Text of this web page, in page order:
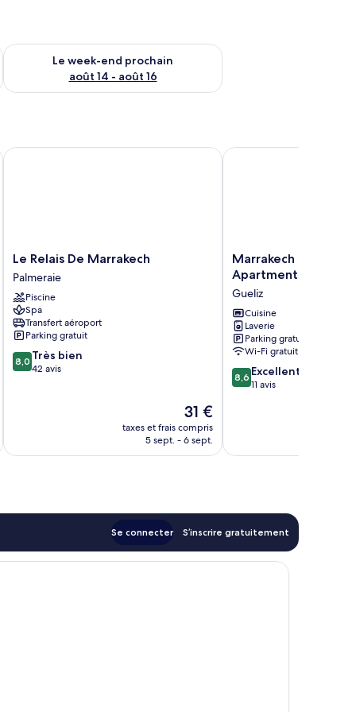
août 7 - août 9
Le week-end prochain
août 14 - août 16
Vérifier la disponibilité pour le week-end prochain août 14 -
Le
Relais
De
Marrakech
Palmeraie
Le Relais De Marrakech
Palmeraie
Piscine
Spa
Transfert aéroport
Parking gratuit
8.0
sur
8,0 Très bien
42 avis
Le
nouveau
prix
31 €
taxes et frais compris
5 sept. - 6 sept.
Le Relais De Marrakech
Marrakech
Inn
Comfy
Apartments-
Gueliz
Gueliz
Marrakech Inn
Apartments-Gueliz
Gueliz
Cuisine
Laverie
Parking gratuit
Wi-Fi gratuit
8.6
sur
8,6 Excellent
11 avis
Marrakech Inn Comfy
Se connecter S’inscrire gratuitement